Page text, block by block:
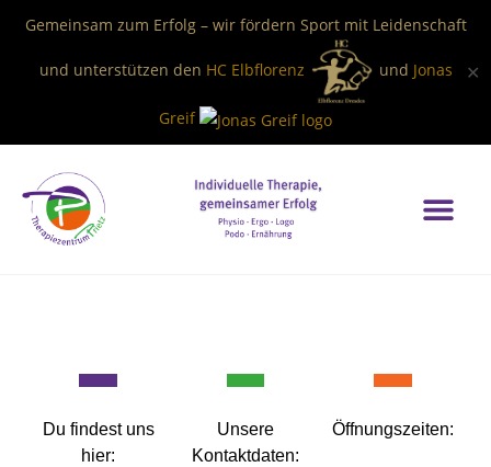
springen
Gemeinsam zum Erfolg – wir fördern Sport mit Leidenschaft
und unterstützen den HC Elbflorenz und Jonas
Greif
✕
Du findest uns
hier:
Unsere
Kontaktdaten:
Öffnungszeiten: